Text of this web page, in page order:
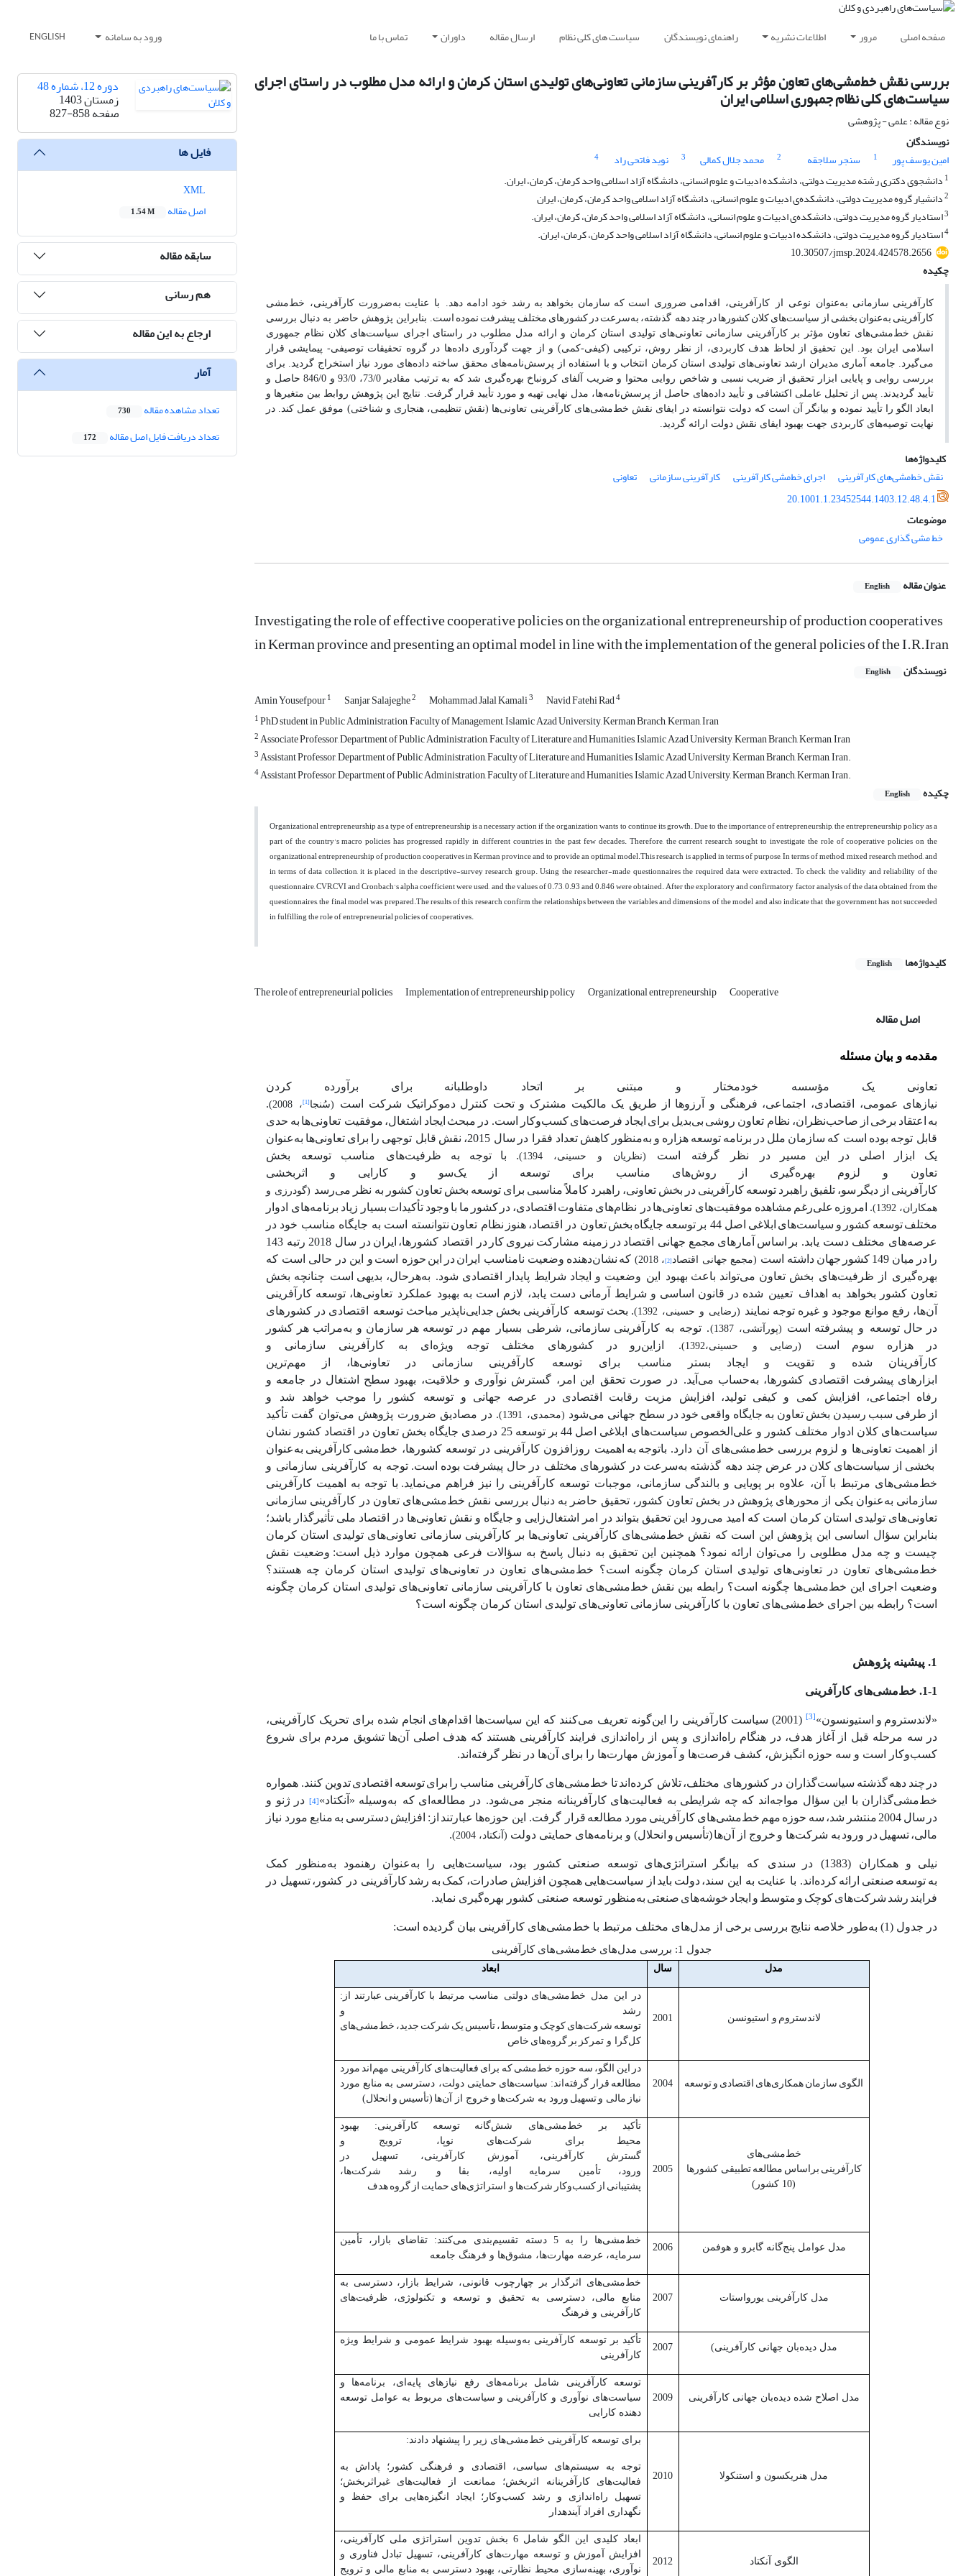
صفحه اصلی مرور اطلاعات نشریه راهنمای نویسندگان سیاست های کلی نظام ارسال مقاله داوران تماس با ما ورود به سامانه ENGLISH
بررسی نقش خط‌مشی‌های تعاون مؤثر بر کارآفرینی سازمانی تعاونی‌های تولیدی استان کرمان و ارائه مدل مطلوب در راستای اجرای
سیاست‌های کلی نظام جمهوری اسلامی ایران
نوع مقاله : علمی - پژوهشی
نویسندگان
امین یوسف پور
1 سنجر سلاجقه 2 محمد جلال کمالی 3 نوید فاتحی راد
4
1 دانشجوی دکتری رشته مدیریت دولتی، دانشکده ادبیات و علوم انسانی، دانشگاه آزاد اسلامی واحد کرمان، کرمان، ایران.
2دانشیار گروه مدیریت دولتی، دانشکده‌ی ادبیات و علوم انسانی، دانشگاه آزاد اسلامی واحد کرمان، کرمان، ایران
3استادیار گروه مدیریت دولتی، دانشکده‌ی ادبیات و علوم انسانی، دانشگاه آزاد اسلامی واحد کرمان، کرمان، ایران.
4استادیار گروه مدیریت دولتی، دانشکده ادبیات و علوم انسانی، دانشگاه آزاد اسلامی واحد کرمان، کرمان، ایران.
10.30507/jmsp.2024.424578.2656
چکیده
کارآفرینی سازمانی به‌عنوان نوعی از کارآفرینی، اقدامی ضروری است که سازمان بخواهد به رشد خود ادامه دهد. با عنایت به‌ضرورت کارآفرینی، خط‌مشی
کارآفرینی به‌عنوان بخشی از سیاست‌های کلان کشورها در چنددهه گذشته، به‌سرعت در کشورهای مختلف پیشرفت نموده است. بنابراین پژوهش حاضر به دنبال بررسی
نقش خط‌مشی‌های تعاون مؤثر بر کارآفرینی سازمانی تعاونی‌های تولیدی استان کرمان و ارائه مدل مطلوب در راستای اجرای سیاست‌های کلان نظام جمهوری
اسلامی ایران بود.
این تحقیق از لحاظ هدف کاربردی، از نظر روش، ترکیبی (کیفی-کمی) و از جهت گردآوری داده‌ها در گروه تحقیقات توصیفی- پیمایشی قرار
می‌گیرد. جامعه آماری مدیران ارشد تعاونی‌های تولیدی استان کرمان انتخاب و با استفاده از پرسش‌نامه‌های محقق ساخته داده‌های مورد نیاز استخراج گردید. برای
بررسی روایی و پایایی ابزار تحقیق از ضریب نسبی و شاخص روایی محتوا و ضریب آلفای کرونباخ بهره‌گیری شد که به ترتیب مقادیر 73/0، 93/0 و 846/0 حاصل و
تأیید گردیدند. پس از تحلیل عاملی اکتشافی و تأیید داده‌های حاصل از پرسش‌نامه‌ها، مدل نهایی تهیه و مورد تأیید قرار گرفت. نتایج این پژوهش روابط بین متغیرها و
ابعاد الگو را تأیید نموده و بیانگر آن است که دولت نتوانسته در ایفای نقش خط‌مشی‌های کارآفرینی تعاونی‌ها (نقش تنظیمی،‌ هنجاری و شناختی) موفق عمل کند. در
نهایت توصیه‌های کاربردی جهت بهبود ایفای نقش دولت ارائه گردید.
کلیدواژه‌ها
نقش خط‌مشی‌های کارآفرینی
اجرای خط‌مشی کارآفرینی کارآفرینی سازمانی
تعاونی
20.1001.1.23452544.1403.12.48.4.1
موضوعات
خط مشی گذاری عمومی
عنوان مقاله English
Investigating the role of effective cooperative policies on the organizational entrepreneurship of production cooperatives
in Kerman province and presenting an optimal model in line with the implementation of the general policies of the I.R.Iran
نویسندگان English
Amin Yousefpour1 Sanjar Salajeghe2 Mohammad Jalal Kamali3 Navid Fatehi Rad4
1PhD student in Public Administration, Faculty of Management, Islamic Azad University, Kerman Branch, Kerman, Iran
2Associate Professor, Department of Public Administration, Faculty of Literature and Humanities, Islamic Azad University, Kerman Branch, Kerman, Iran
3Assistant Professor, Department of Public Administration, Faculty of Literature and Humanities, Islamic Azad University, Kerman Branch, Kerman, Iran.
4Assistant Professor, Department of Public Administration, Faculty of Literature and Humanities, Islamic Azad University, Kerman Branch, Kerman, Iran.
چکیده
English
Organizational entrepreneurship as a type of entrepreneurship is a necessary action if the organization wants to continue its growth. Due to the importance of entrepreneurship, the entrepreneurship policy as a
part of the country's macro policies has progressed rapidly in different countries in the past few decades. Therefore, the current research sought to investigate the role of cooperative policies on the
organizational entrepreneurship of production cooperatives in Kerman province and to provide an optimal model.This research is applied in terms of purpose,In terms of method, mixed research method,and
in terms of data collection, it is placed in the descriptive-survey research group. Using theresearcher-madequestionnaires the required data were extracted.To check the validity and reliability of the
questionnaire, CVR,CVI and Cronbach's alpha coefficient were used, and the values of 0.73, 0.93 and 0.846 were obtained.After the exploratory and confirmatory factor analysis of the data obtained from the
questionnaires, the final model was prepared.The results of this research confirm the relationships between the variables and dimensions of the model and also indicate that the government has not succeeded
in fulfilling the role of entrepreneurial policies of cooperatives.
کلیدواژه‌ها English
The role of entrepreneurial policies Implementation of entrepreneurship policy Organizational entrepreneurship Cooperative
اصل مقاله
مقدمه و بیان مسئله
تعاونی یک مؤسسه خودمختار و مبتنی بر اتحاد داوطلبانه برای برآورده
کردن
نیازهای عمومی، اقتصادی، اجتماعی، فرهنگی و آرزوها از طریق یک مالکیت مشترک و تحت کنترل دموکراتیک شرکت است (سُنجا [1] ، 2008)
.
به اعتقاد برخی از صاحب‌نظران، نظام تعاون روشی بی‌بدیل برای ایجاد فرصت‌هایکسب‌وکار است. در مبحث ایجاد اشتغال، موفقیت تعاونی‌ها به حدی
قابل توجه بوده است که سازمان ملل در برنامه توسعه هزاره و به‌منظور کاهش تعداد فقرا در سال 2015، نقش قابل توجهی را برای تعاونی‌ها به‌عنوان
یک
ابزار اصلی در این مسیر در نظر گرفته است (نظریان و حسینی، 1394) . با توجه به ظرفیت‌های مناسب
توسعه بخش
تعاون
و لزوم بهره‌گیری از روش‌های مناسب برای توسعه از یک‌سو و کارایی و
اثربخشی
کارآفرینی از دیگر سو، تلفیق راهبرد توسعه کارآفرینی در بخش تعاونی، راهبرد کاملاً مناسبی برای توسعه بخش تعاون کشور به نظر می‌رسد (گودرزی و
همکاران، 1392)
. امروزه علی‌رغم مشاهده موفقیت‌های تعاونی‌هادر نظام‌های متفاوت اقتصادی، در کشور ما با وجود تأکیدات بسیار زیاد برنامه‌های ادوار
مختلفتوسعه کشور و سیاست‌های ابلاغی اصل 44 بر توسعه جایگاه بخش تعاون در اقتصاد، هنوز نظام تعاون نتوانسته است به جایگاه مناسب خود در
عرصه‌های مختلف دست یابد. بر
اساس آمارهای مجمع جهانی اقتصاد در زمینه مشارکت نیروی کار در اقتصاد کشورها، ایران
در سال 2018 رتبه 143
را
در میان 149 کشور جهان داشته است (مجمع جهانی اقتصاد[2] ، 2018) که نشان‌دهنده وضعیت نامناسب ایران در این حوزه است و این در حالی است که
بهره‌گیری از ظرفیت‌های بخش تعاون می‌تواند باعث بهبود این وضعیت و ایجاد شرایط پایدار اقتصادی شود. به‌هرحال، بدیهی است چنانچه بخش
تعاون کشور بخواهد به اهداف تعیین شده در قانون اساسی و شرایط آرمانی دست یابد، لازم است به بهبود عملکرد تعاونی‌ها، توسعه کارآفرینی
آن‌ها، رفع موانع موجود و غیره توجه نمایند (رضایی و حسینی، 1392) . بحث توسعه کارآفرینی بخش جدایی‌ناپذیر مباحث توسعه اقتصادی در کشورهای
در
حال توسعه و پیشرفته است (پورآتشی، 1387) . توجه به کارآفرینی سازمانی، شرطی بسیار مهم در توسعه هر سازمان و به‌مراتب هر کشور
در
هزاره سوم است (رضایی و حسینی،1392) . ازاین‌رو در کشورهای مختلف توجه ویژه‌ای به کارآفرینی سازمانی
و
کارآفرینان
شده و تقویت و ایجاد بستر مناسب برای توسعه کارآفرینی سازمانی در تعاونی‌ها، از
مهم‌ترین
ابزارهای پیشرفت اقتصادی کشورها، به‌حساب می‌آید. در صورت تحقق این امر، گسترش نوآوری و خلاقیت، بهبود سطح اشتغال در جامعه و
رفاه
اجتماعی، افزایش کمی و کیفی تولید، افزایش مزیت رقابت اقتصادی در عرصه جهانی و توسعه کشور را موجب خواهد
شد و
از طرفی سبب رسیدن بخش تعاون به جایگاه واقعی خود در سطح جهانی می‌شود (محمدی، 1391)
. در مصادیق ضرورت پژوهش می‌توان گفت تأکید
سیاست‌های کلان ادوار مختلف کشور و علی‌الخصوص سیاست‌های ابلاغی اصل 44 بر توسعه 25 درصدی جایگاه بخش تعاون در اقتصاد کشور نشان
از اهمیت تعاونی‌ها و لزوم بررسی خط‌مشی‌های آن دارد. باتوجه به اهمیت روزافزون کارآفرینی در توسعه کشورها، خط‌مشی کارآفرینی به‌عنوان
بخشی از سیاست‌های کلان در عرض چند دهه گذشته به‌سرعت در کشورهای مختلف در حال پیشرفت بوده است. توجه به کارآفرینی سازمانی و
خط‌مشی‌های مرتبط با آن، علاوه بر پویایی و بالندگی سازمانی، موجبات توسعه کارآفرینی را نیز فراهم می‌نماید. با توجه به اهمیت کارآفرینی
سازمانی به‌عنوان یکی از محورهای پژوهش در بخش تعاون کشور، تحقیق حاضر به دنبال بررسی نقش خط‌مشی‌های تعاون در کارآفرینی سازمانی
تعاونی‌های تولیدی استان کرمان است که امید می‌رود این تحقیق بتواند در امر اشتغال‌زایی و جایگاه و نقش تعاونی‌ها در اقتصاد ملی تأثیرگذار باشد؛
بنابراین سؤال اساسی این پژوهش این است که نقش خط‌مشی‌های کارآفرینی تعاونی‌ها بر کارآفرینی سازمانی تعاونی‌های تولیدی استان کرمان
چیست و چه مدل مطلوبی را می‌توان ارائه نمود؟ همچنین این تحقیق به دنبال پاسخ به سؤالات فرعی همچون موارد ذیل است: وضعیت نقش
خط‌مشی‌های تعاون در تعاونی‌های تولیدی استان کرمان چگونه است؟ خط‌مشی‌های تعاون در تعاونی‌های تولیدی استان کرمان چه هستند؟
وضعیت اجرای این خط‌مشی‌ها چگونه است؟ رابطه بین نقش خط‌مشی‌های تعاون با کارآفرینی سازمانی تعاونی‌های تولیدی استان کرمان چگونه
است؟ رابطه بین اجرای خط‌مشی‌های تعاون با کارآفرینی سازمانی تعاونی‌های تولیدی استان کرمان چگونه است؟
1. پیشینه پژوهش
1-1. خط‌مشی‌های کارآفرینی
«لاندستروم و استیونسون» [3]
(2001) سیاست کارآفرینی را این‌گونه تعریف می‌کنند که این سیاست‌ها اقدام‌های انجام شده برای تحریک کارآفرینی،
در سه مرحله قبل از آغاز هدف، در هنگام راه‌اندازی و پس از راه‌اندازی فرایند کارآفرینی هستند که هدف اصلی آن‌ها تشویق مردم برای شروع
کسب‌وکار است و سه حوزه انگیزش، کشف فرصت‌ها و آموزش مهارت‌ها را برای آن‌ها در نظر گرفته‌اند.
در چند دههگذشته سیاست‌گذاران در کشورهای مختلف،تلاش کرده‌اندتا خط‌مشی‌های کارآفرینی مناسب را برایتوسعه اقتصادیتدوین کنند. همواره
خط‌مشی‌گذاران با این سؤال مواجه‌اند که چه شرایطی به فعالیت‌های کارآفرینانه منجر می‌شود. در مطالعه‌ای که به‌وسیله «آنکتاد» [4] در ژنو و
در سال 2004 منتشر شد، سه حوزه مهم خط‌مشی‌های کارآفرینی مورد مطالعه قرار گرفت. این حوزه‌ها عبارتند از: افزایشدسترسی به منابع مورد نیاز
مالی،تسهیلدر ورود به شرکت‌ها و خروج از آن‌ها(تأسیس و انحلال) و برنامه‌های حمایتی دولت (آنکتاد، 2004) .
نیلی و همکاران (1383) در سندی که بیانگر استراتژی‌های توسعه صنعتی کشور بود، سیاست‌هایی را به‌عنوان رهنمود
به‌منظور کمک
به توسعه صنعتی ارائه کرده‌اند. با عنایت به این سند،دولت باید از سیاست‌هایی همچون افزایش صادرات، کمک به رشد کارآفرینی در کشور،تسهیل در
فرایند رشد شرکت‌هایکوچک و متوسط و ایجاد خوشه‌های صنعتی به‌منظور توسعه صنعتی کشور بهره‌گیری نماید.
در جدول (1) به‌طور خلاصه نتایج بررسی برخی از مدل‌های مختلف مرتبط با خط‌مشی‌های کارآفرینی بیان گردیده است:
جدول 1: بررسی مدل‌های خط‌مشی‌های کارآفرینی
مدل سال ابعاد
لاندستروم و استیونسن 2001
در این مدل خط‌مشی‌های دولتی مناسب مرتبط با کارآفرینی عبارتند
از:
رشد و
توسعه شرکت‌های کوچک و متوسط، تأسیس یک شرکت جدید، خط‌مشی‌های
کل‌گرا و تمرکز بر گروه‌های خاص
الگوی سازمان همکاری‌های اقتصادی و توسعه 2004
در این الگو، سه حوزه خط‌مشی که برای فعالیت‌های کارآفرینی مهم‌اند مورد
مطالعه قرار گرفته‌اند: سیاست‌های حمایتی دولت، دسترسی به منابع مورد
نیاز مالی و تسهیل ورود به شرکت‌ها و خروج از آن‌ها (تأسیس و انحلال)
خط‌مشی‌های
کارآفرینی براساس مطالعه تطبیقی کشورها
(10 کشور)
2005
تأکید بر خط‌مشی‌های شش‌گانه توسعه
کارآفرینی: بهبود
محیط
برای شرکت‌های
نوپا، ترویج و
گسترش
کارآفرینی، آموزش کارآفرینی، تسهیل
در
ورود،
تأمین سرمایه اولیه، بقا و رشد
شرکت‌ها،
پشتیبانی از کسب‌وکار شرکت‌ها و استراتژی‌های حمایت از گروه هدف
مدل عوامل پنج‌گانه گابرو و هوفمن 2006
خط‌مشی‌ها را به 5 دسته تقسیم‌بندی می‌کنند: تقاضای بازار، تأمین
سرمایه، عرضه مهارت‌ها، مشوق‌ها و فرهنگ جامعه
مدل کارآفرینی یورواستات 2007
خط‌مشی‌های اثرگذار بر چهارچوب قانونی، شرایط بازار، دسترسی به
منابع مالی، دسترسی به تحقیق و توسعه و تکنولوژی، ظرفیت‌های
کارآفرینی و فرهنگ
مدل دیده‌بان جهانی کارآفرینی) 2007
تأکید بر توسعه کارآفرینی به‌وسیله بهبود شرایط عمومی و شرایط ویژه
کارآفرینی
مدل اصلاح شده دیده‌بان جهانی کارآفرینی 2009
توسعه کارآفرینی شامل برنامه‌های رفع نیازهای پایه‌ای، برنامه‌ها و
سیاست‌های نوآوری و کارآفرینی و سیاست‌های مربوط به عوامل توسعه
دهنده کارایی
مدل هنریکسون و استنکولا 2010
برای توسعه کارآفرینی خط‌مشی‌های زیر را پیشنهاد دادند:
توجه به سیستم‌های سیاسی، اقتصادی و فرهنگی کشور؛ پاداش به
فعالیت‌های کارآفرینانه اثربخش؛ ممانعت از فعالیت‌های غیراثربخش؛
تسهیل راه‌اندازی و رشد کسب‌وکار؛ ایجاد انگیزه‌هایی برای حفظ و
نگهداری افراد آینده­دار
الگوی آنکتاد 2012
ابعاد کلیدی این الگو شامل 6 بخش تدوین استراتژی ملی کارآفرینی،
افزایش آموزش و توسعه مهارت‌های کارآفرینی، تسهیل تبادل فناوری و
نوآوری، بهینه‌سازی محیط نظارتی، بهبود دسترسی به منابع مالی و ترویج
دوره 12، شماره 48
زمستان 1403
صفحه827-858
فایل ها
اصل مقاله
1.54 M
سابقه مقاله
هم رسانی
ارجاع به این مقاله
آمار
تعداد مشاهده مقاله 730
تعداد دریافت فایل اصل مقاله 172